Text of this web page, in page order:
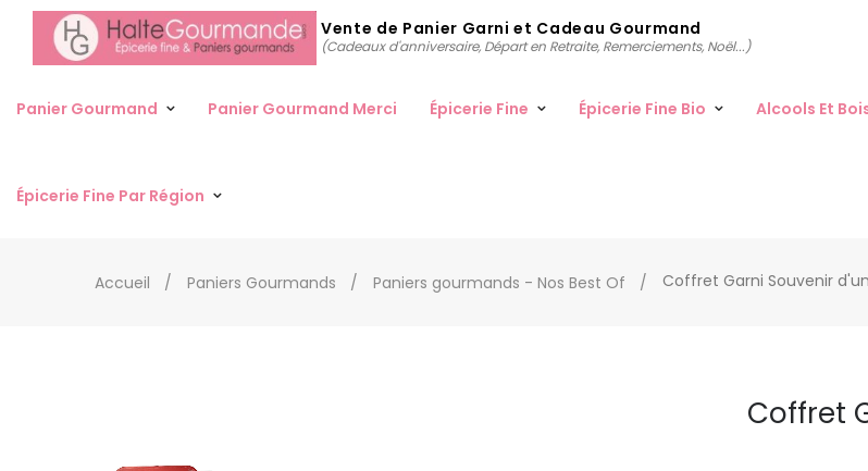
Vente de Panier Garni et Cadeau Gourmand
(Cadeaux d'anniversaire, Départ en Retraite, Remerciements, Noël...)
Panier Gourmand Panier Gourmand Merci Épicerie Fine Épicerie Fine Bio Alcools Et
Épicerie Fine Par Région
Accueil Paniers Gourmands Paniers gourmands - Nos Best Of Coffret Garni Souvenir
Coffret